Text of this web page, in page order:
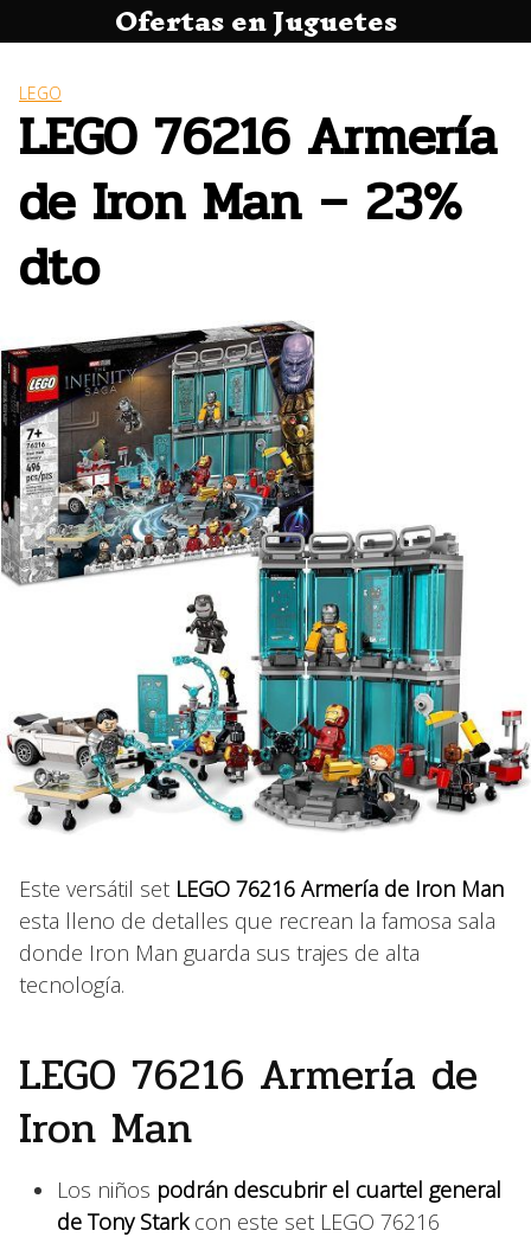
al
Ofertas en Juguetes
LEGO
LEGO 76216 Armería
de Iron Man – 23%
dto
Este versátil set LEGO 76216 Armería de Iron Man
esta lleno de detalles que recrean la famosa sala
donde Iron Man guarda sus trajes de alta
tecnología.
LEGO 76216 Armería de
Iron Man
Los niños podrán descubrir el cuartel general
de Tony Starkcon este set LEGO 76216